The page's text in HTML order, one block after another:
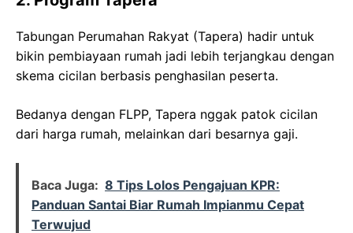
Tabungan Perumahan Rakyat (Tapera) hadir untuk
bikin pembiayaan rumah jadi lebih terjangkau dengan
skema cicilan berbasis penghasilan peserta.
Bedanya dengan FLPP, Tapera nggak patok cicilan
dari harga rumah, melainkan dari besarnya gaji.
Baca Juga: 8 Tips Lolos Pengajuan KPR:
Panduan Santai Biar Rumah Impianmu Cepat
Terwujud